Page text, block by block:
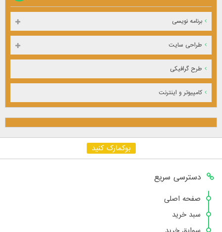
برنامه نویسی
طراحی سایت
طرح گرافیکی
کامپیوتر و اینترنت
بوکمارک کنید
دسترسی سریع
صفحه اصلی
سبد خرید